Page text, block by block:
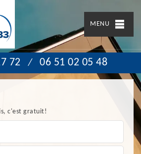
MENU
72 / 06 51 02 05 48
c'est gratuit!